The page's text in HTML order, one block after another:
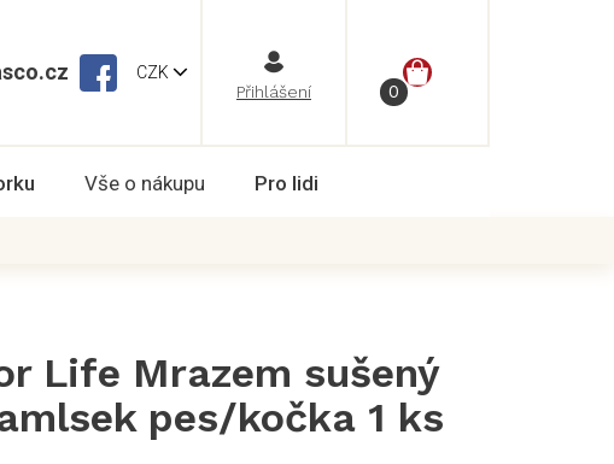
CZK
NÁKUPNÍ
Vše o nákupu Pro lidi
Life Mrazem sušený
pes/kočka 1 ks